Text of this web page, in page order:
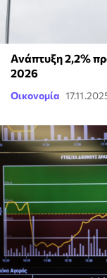
Ανάπτυξη 2,2%
2026
Οικονομία